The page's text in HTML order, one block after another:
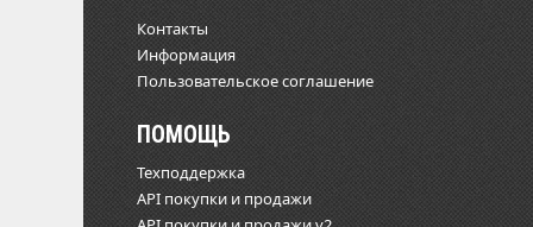
Контакты
Информация
Пользовательское соглашение
ПОМОЩЬ
Техподдержка
API покупки и продажи